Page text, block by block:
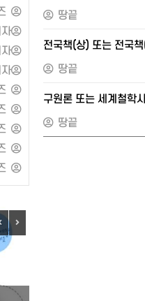
땅끝
전국책(상) 또는 전국
땅끝
구원론 또는 세계철학
땅끝